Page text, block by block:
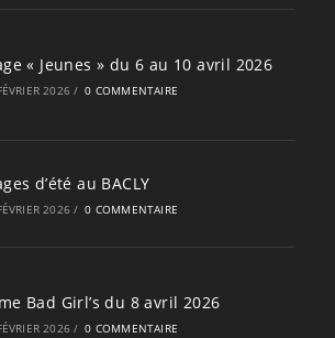
« Jeunes » du 6 au 10 avril 2026
2026 / 0 COMMENTAIRE
d’été au BACLY
2026 / 0 COMMENTAIRE
Bad Girl’s du 8 avril 2026
2026 / 0 COMMENTAIRE